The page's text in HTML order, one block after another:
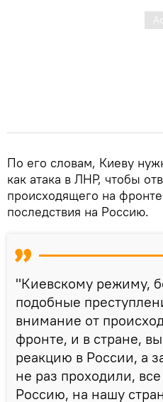
По его словам, Киеву
как атака в ЛНР, чтобы
происходящего на
последствия на Россию.
"Киевскому режиму,
подобные
внимание от
фронте, и в стране,
реакцию в России, а
не раз проходили,
Россию, на нашу